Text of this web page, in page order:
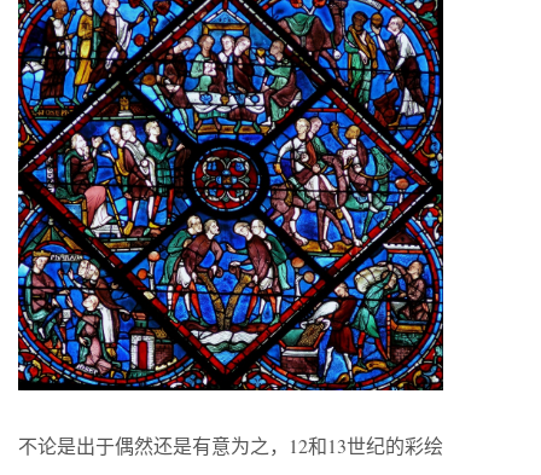
不论是出于偶然还是有意为之，12和13世纪的彩绘